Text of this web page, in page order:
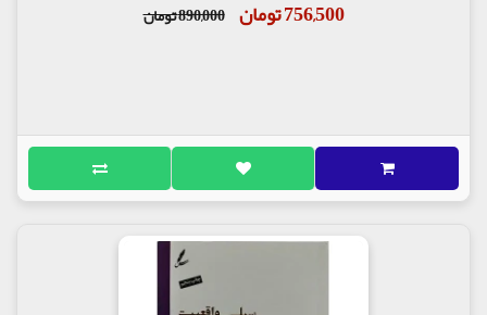
756,500 تومان 890,000 تومان